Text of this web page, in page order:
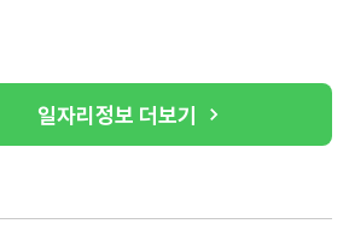
일자리정보 더보기